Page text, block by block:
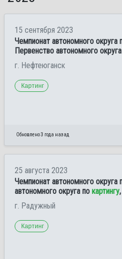
15 сентября 2023
Чемпионат автономного округа
Первенство автономного
г. Нефтеюганск
Картинг
Обновлено 3 года назад
25 августа 2023
Чемпионат автономного округа
автономного округа по картингу
г. Радужный
Картинг